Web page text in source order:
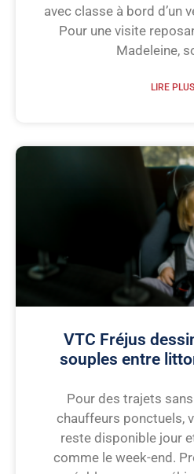
avec classe à bord d’un
Pour une visite
Madeleine,
LIRE
VTC Fréjus
souples entre
Pour des trajets
chauffeurs ponctuels,
reste disponible jour
comme le week-end.